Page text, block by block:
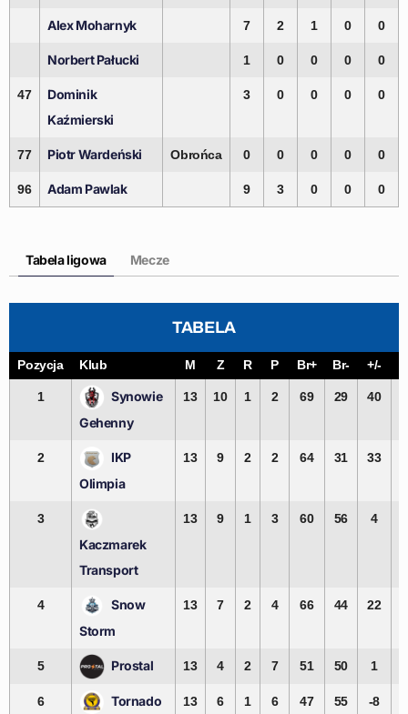
Alex Moharnyk 7 2 1 0 0
Norbert Pałucki 1 0 0 0 0
47
Dominik
Kaźmierski
3 0 0 0 0
77 Piotr Wardeński Obrońca 0 0 0 0 0
96 Adam Pawlak 9 3 0 0 0
Tabela ligowa Mecze
TABELA
Pozycja Klub M Z R P Br+ Br- +/-
1
Synowie
Gehenny
13 10 1 2 69 29 40
2
IKP
Olimpia
13 9 2 2 64 31 33
3
Kaczmarek
Transport
13 9 1 3 60 56 4
4
Snow
Storm
13 7 2 4 66 44 22
5 Prostal 13 4 2 7 51 50 1
6
Tornado
13 6 1 6 47 55 -8